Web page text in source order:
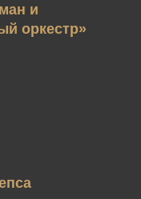
и
оркестр»